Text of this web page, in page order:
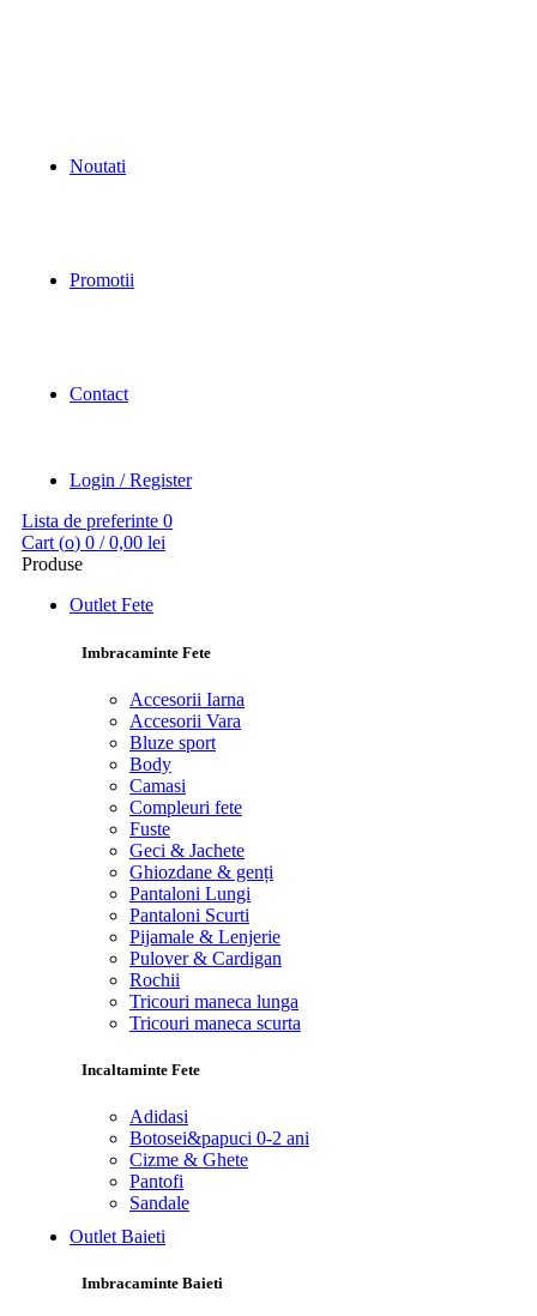
Noutati
Promotii
Contact
Login / Register
Lista de preferinte 0
Cart (o) 0 / 0,00 lei
Produse
Outlet Fete
Imbracaminte Fete
Accesorii Iarna
Accesorii Vara
Bluze sport
Body
Camasi
Compleuri fete
Fuste
Geci & Jachete
Ghiozdane & genți
Pantaloni Lungi
Pantaloni Scurti
Pijamale & Lenjerie
Pulover & Cardigan
Rochii
Tricouri maneca lunga
Tricouri maneca scurta
Incaltaminte Fete
Adidasi
Botosei&papuci 0-2 ani
Cizme & Ghete
Pantofi
Sandale
Outlet Baieti
Imbracaminte Baieti